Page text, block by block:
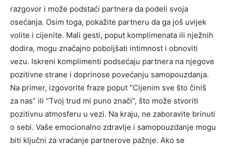
razgovor i može podstaći partnera da podeli svoja
osećanja. Osim toga, pokažite partneru da ga još uvijek
volite i cijenite. Mali gesti, poput komplimenata ili nježnih
dodira, mogu značajno poboljšati intimnost i obnoviti
vezu. Iskreni komplimenti podsećaju partnera na njegove
pozitivne strane i doprinose povećanju samopouzdanja.
Na primer, izgovorite fraze poput “Cijenim sve što činiš
za nas” ili “Tvoj trud mi puno znači”, što može stvoriti
pozitivnu atmosferu u vezi. Na kraju, ne zaboravite brinuti
o sebi. Vaše emocionalno zdravlje i samopouzdanje mogu
biti ključni za vraćanje partnerove pažnje. Ako se